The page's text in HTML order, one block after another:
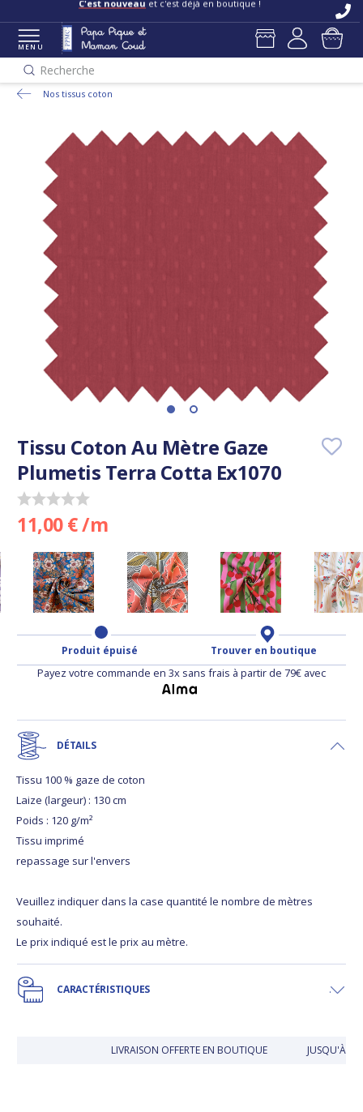
C'est nouveau et c'est déjà en boutique !
MENU
Recherche
Nos tissus coton
Tissu Coton Au Mètre Gaze
Plumetis Terra Cotta Ex1070
11,00 € /m
Produit épuisé Trouver en boutique
Payez votre commande en 3x sans frais à partir de 79€ avec
DÉTAILS
Tissu 100 % gaze de coton
Laize (largeur) : 130 cm
Poids : 120 g/m²
Tissu imprimé
repassage sur l'envers
Veuillez indiquer dans la case quantité le nombre de mètres
souhaité.
Le prix indiqué est le prix au mètre.
CARACTÉRISTIQUES
LIVRAISON OFFERTE EN BOUTIQUE JUSQU'À